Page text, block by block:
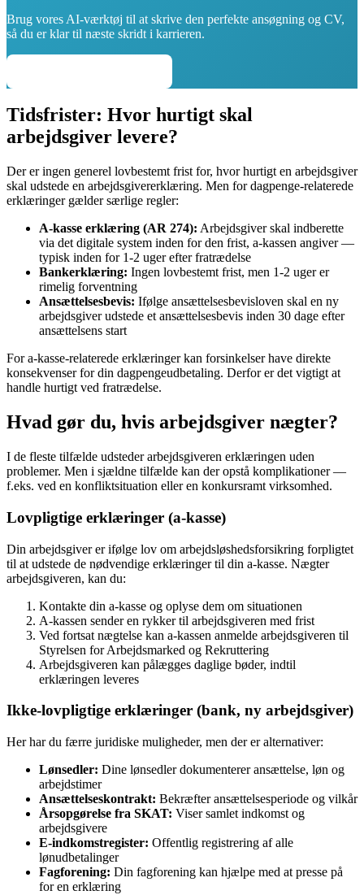
Brug vores AI-værktøj til at skrive den perfekte ansøgning og CV,
så du er klar til næste skridt i karrieren.
Tidsfrister: Hvor hurtigt skal
arbejdsgiver levere?
Der er ingen generel lovbestemt frist for, hvor hurtigt en arbejdsgiver
skal udstede en arbejdsgivererklæring. Men for dagpenge-relaterede
erklæringer gælder særlige regler:
A-kasse erklæring (AR 274): Arbejdsgiver skal indberette
via det digitale system inden for den frist, a-kassen angiver —
typisk inden for 1-2 uger efter fratrædelse
Bankerklæring: Ingen lovbestemt frist, men 1-2 uger er
rimelig forventning
Ansættelsesbevis: Ifølge ansættelsesbevisloven skal en ny
arbejdsgiver udstede et ansættelsesbevis inden 30 dage efter
ansættelsens start
For a-kasse-relaterede erklæringer kan forsinkelser have direkte
konsekvenser for din dagpengeudbetaling. Derfor er det vigtigt at
handle hurtigt ved fratrædelse.
Hvad gør du, hvis arbejdsgiver nægter?
I de fleste tilfælde udsteder arbejdsgiveren erklæringen uden
problemer. Men i sjældne tilfælde kan der opstå komplikationer —
f.eks. ved en konfliktsituation eller en konkursramt virksomhed.
Lovpligtige erklæringer (a-kasse)
Din arbejdsgiver er ifølge lov om arbejdsløshedsforsikring forpligtet
til at udstede de nødvendige erklæringer til din a-kasse. Nægter
arbejdsgiveren, kan du:
Kontakte din a-kasse og oplyse dem om situationen
A-kassen sender en rykker til arbejdsgiveren med frist
Ved fortsat nægtelse kan a-kassen anmelde arbejdsgiveren til
Styrelsen for Arbejdsmarked og Rekruttering
Arbejdsgiveren kan pålægges daglige bøder, indtil
erklæringen leveres
Ikke-lovpligtige erklæringer (bank, ny arbejdsgiver)
Her har du færre juridiske muligheder, men der er alternativer:
Lønsedler: Dine lønsedler dokumenterer ansættelse, løn og
arbejdstimer
Ansættelseskontrakt: Bekræfter ansættelsesperiode og vilkår
Årsopgørelse fra SKAT: Viser samlet indkomst og
arbejdsgivere
E-indkomstregister: Offentlig registrering af alle
lønudbetalinger
Fagforening: Din fagforening kan hjælpe med at presse på
for en erklæring